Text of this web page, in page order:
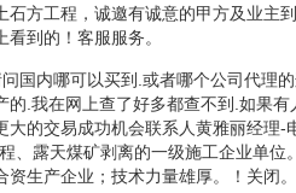
方工程，诚邀有诚意的甲方及业主
到的！客服服务。
国内哪可以买到.或者哪个公司代理
.我在网上查了好多都查不到.如果
的交易成功机会联系人黄雅丽经理-
、露天煤矿剥离的一级施工企业单位
生产企业；技术力量雄厚。！关闭。